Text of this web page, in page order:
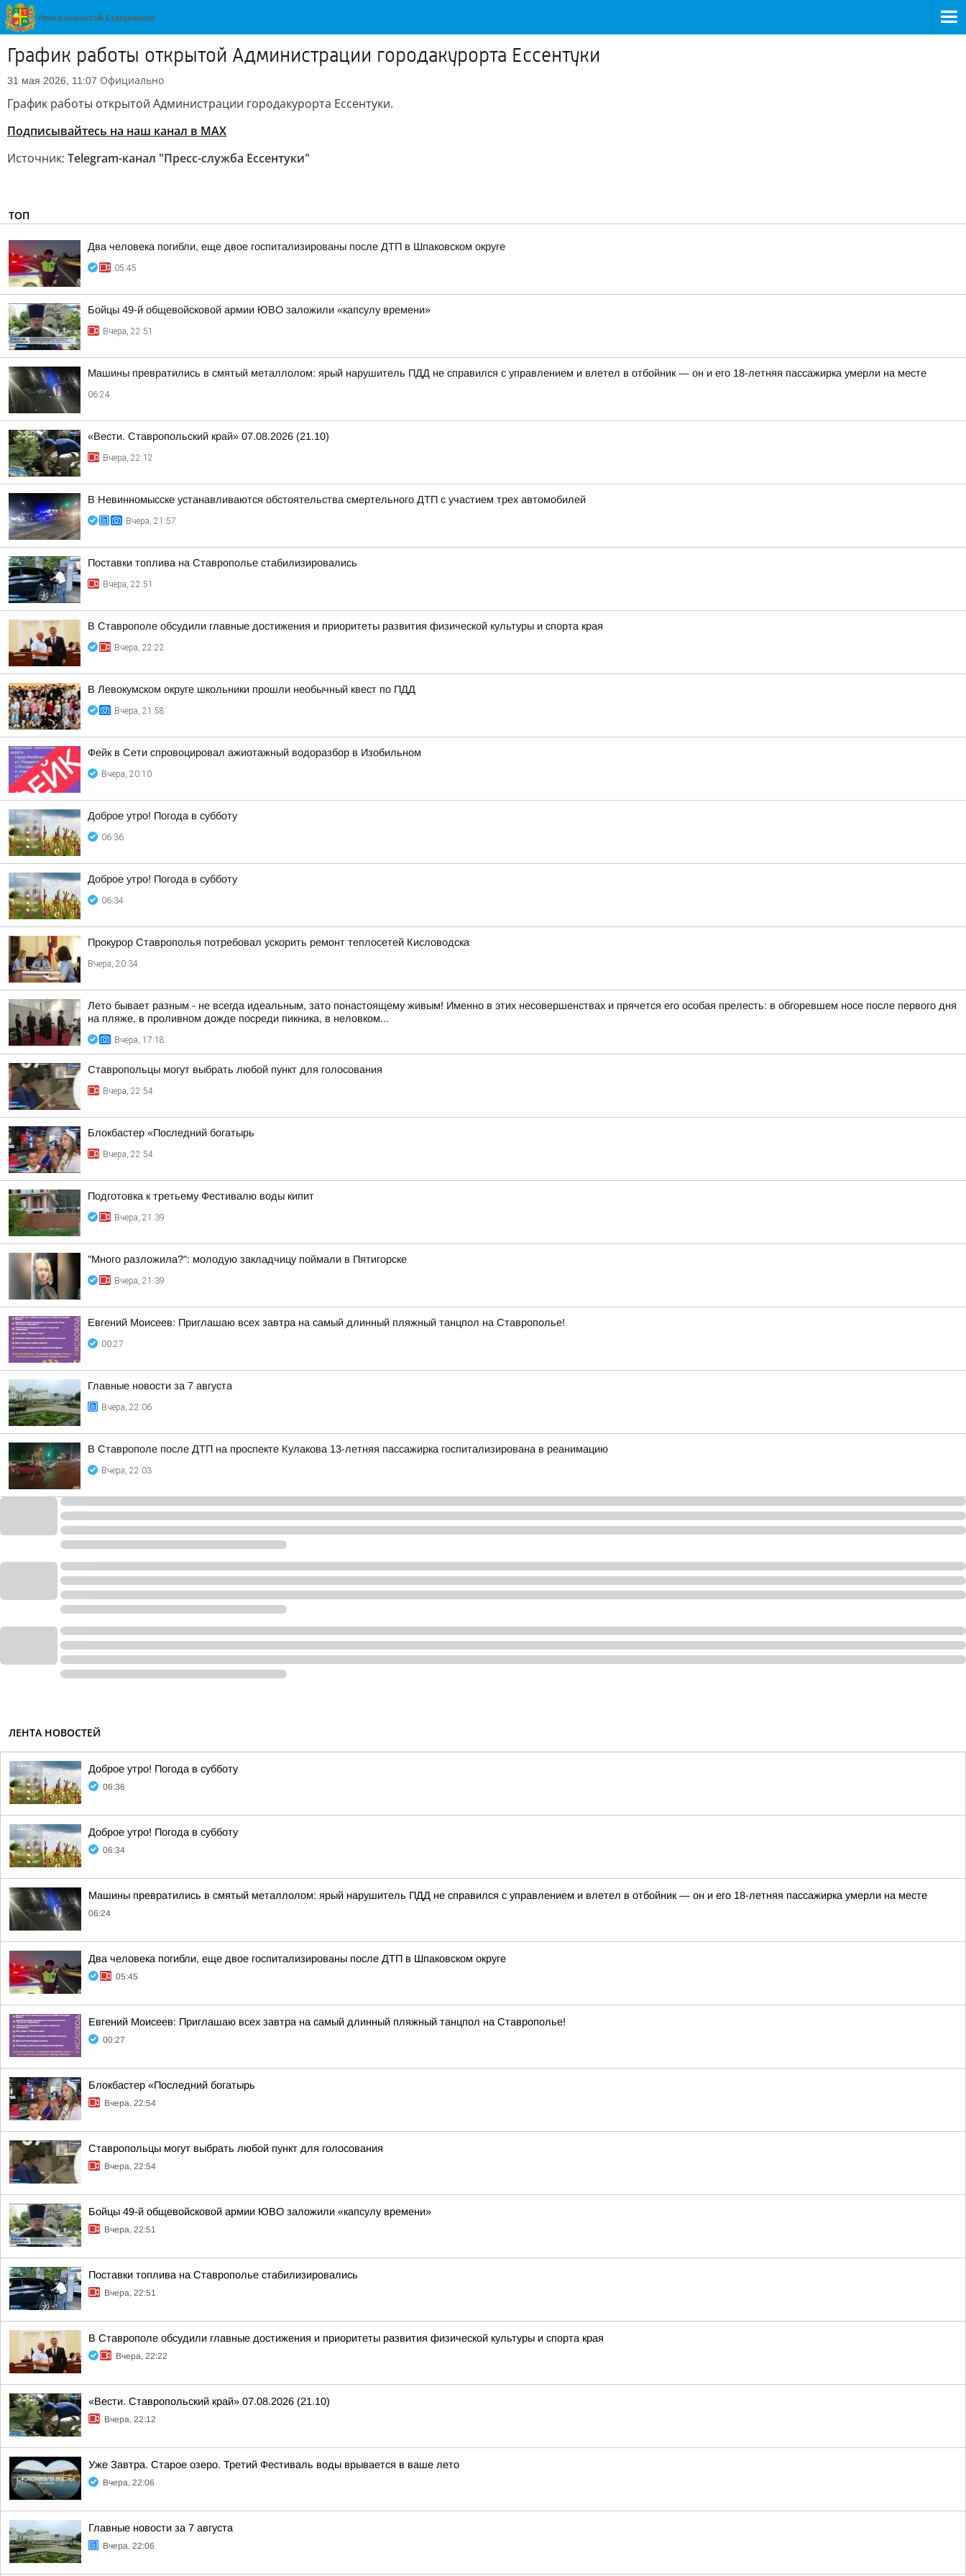
График работы открытой Администрации городакурорта Ессентуки
31 мая 2026, 11:07 Официально
График работы открытой Администрации городакурорта Ессентуки.
Подписывайтесь на наш канал в MAX
Источник: Telegram-канал "Пресс-служба Ессентуки"
ТОП
Два человека погибли, еще двое госпитализированы после ДТП в Шпаковском округе
05:45
Бойцы 49-й общевойсковой армии ЮВО заложили «капсулу времени»
Вчера, 22:51
Машины превратились в смятый металлолом: ярый нарушитель ПДД не справился с управлением и влетел в отбойник — он и его 18-летняя пассажирка умерли на месте
06:24
«Вести. Ставропольский край» 07.08.2026 (21.10)
Вчера, 22:12
В Невинномысске устанавливаются обстоятельства смертельного ДТП с участием трех автомобилей
Вчера, 21:57
Поставки топлива на Ставрополье стабилизировались
Вчера, 22:51
В Ставрополе обсудили главные достижения и приоритеты развития физической культуры и спорта края
Вчера, 22:22
В Левокумском округе школьники прошли необычный квест по ПДД
Вчера, 21:58
Фейк в Сети спровоцировал ажиотажный водоразбор в Изобильном
Вчера, 20:10
Доброе утро! Погода в субботу
06:36
Доброе утро! Погода в субботу
06:34
Прокурор Ставрополья потребовал ускорить ремонт теплосетей Кисловодска
Вчера, 20:34
Лето бывает разным - не всегда идеальным, зато понастоящему живым! Именно в этих несовершенствах и прячется его особая прелесть: в обгоревшем носе после первого дня
на пляже, в проливном дожде посреди пикника, в неловком...
Вчера, 17:18
Ставропольцы могут выбрать любой пункт для голосования
Вчера, 22:54
Блокбастер «Последний богатырь
Вчера, 22:54
Подготовка к третьему Фестивалю воды кипит
Вчера, 21:39
"Много разложила?": молодую закладчицу поймали в Пятигорске
Вчера, 21:39
Евгений Моисеев: Приглашаю всех завтра на самый длинный пляжный танцпол на Ставрополье!
00:27
Главные новости за 7 августа
Вчера, 22:06
В Ставрополе после ДТП на проспекте Кулакова 13-летняя пассажирка госпитализирована в реанимацию
Вчера, 22:03
ЛЕНТА НОВОСТЕЙ
Доброе утро! Погода в субботу
06:36
Доброе утро! Погода в субботу
06:34
Машины превратились в смятый металлолом: ярый нарушитель ПДД не справился с управлением и влетел в отбойник — он и его 18-летняя пассажирка умерли на месте
06:24
Два человека погибли, еще двое госпитализированы после ДТП в Шпаковском округе
05:45
Евгений Моисеев: Приглашаю всех завтра на самый длинный пляжный танцпол на Ставрополье!
00:27
Блокбастер «Последний богатырь
Вчера, 22:54
Ставропольцы могут выбрать любой пункт для голосования
Вчера, 22:54
Бойцы 49-й общевойсковой армии ЮВО заложили «капсулу времени»
Вчера, 22:51
Поставки топлива на Ставрополье стабилизировались
Вчера, 22:51
В Ставрополе обсудили главные достижения и приоритеты развития физической культуры и спорта края
Вчера, 22:22
«Вести. Ставропольский край» 07.08.2026 (21.10)
Вчера, 22:12
Уже Завтра. Старое озеро. Третий Фестиваль воды врывается в ваше лето
Вчера, 22:06
Главные новости за 7 августа
Вчера, 22:06